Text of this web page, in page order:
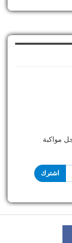
مواكبة
اشترك